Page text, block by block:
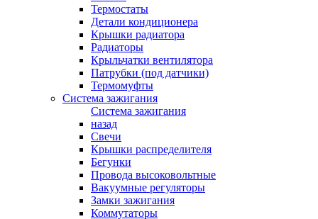
Термостаты
Детали кондиционера
Крышки радиатора
Радиаторы
Крыльчатки вентилятора
Патрубки (под датчики)
Термомуфты
Система зажигания
Система зажигания
назад
Свечи
Крышки распределителя
Бегунки
Провода высоковольтные
Вакуумные регуляторы
Замки зажигания
Коммутаторы